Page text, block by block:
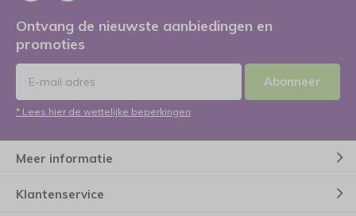
Ontvang de nieuwste aanbiedingen en
promoties
Abonneer
* Lees hier de wettelijke beperkingen
Meer informatie
Klantenservice